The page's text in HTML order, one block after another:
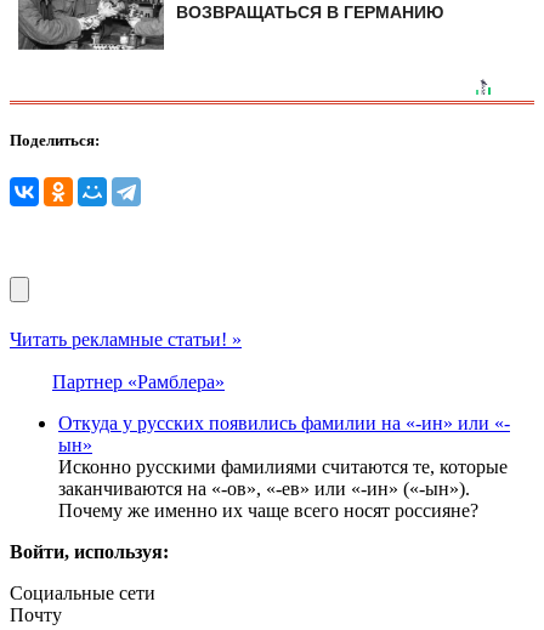
ВОЗВРАЩАТЬСЯ В ГЕРМАНИЮ
Поделиться:
Читать рекламные статьи! »
Партнер «Рамблера»
Откуда у русских появились фамилии на «-ин» или «-
ын»
Исконно русскими фамилиями считаются те, которые
заканчиваются на «-ов», «-ев» или «-ин» («-ын»).
Почему же именно их чаще всего носят россияне?
Войти, используя:
Социальные сети
Почту